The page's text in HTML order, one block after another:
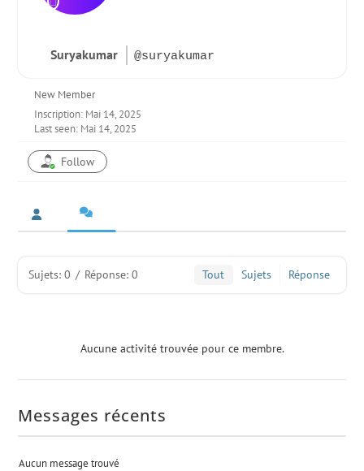
Suryakumar @suryakumar
New Member
Inscription: Mai 14, 2025
Last seen: Mai 14, 2025
Follow
Sujets: 0 / Réponse: 0 Tout Sujets Réponse
Aucune activité trouvée pour ce membre.
Messages récents
Aucun message trouvé